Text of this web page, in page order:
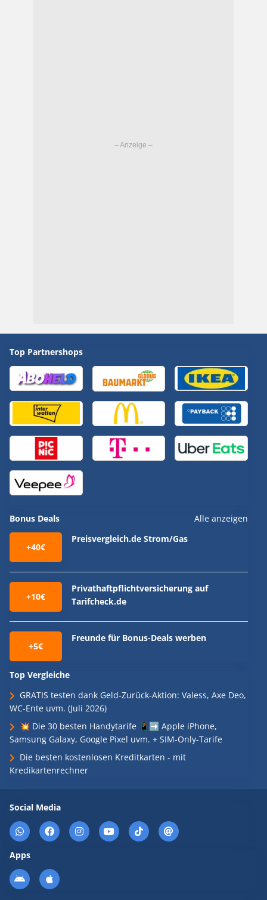
Top Partnershops
Bonus Deals Alle anzeigen
+40€
Preisvergleich.de Strom/Gas
+10€
Privathaftpflichtversicherung auf
Tarifcheck.de
+5€
Freunde für Bonus-Deals werben
Top Vergleiche
GRATIS testen dank Geld-Zurück-Aktion: Valess, Axe Deo,
WC-Ente uvm. (Juli 2026)
💥 Die 30 besten Handytarife 📱➡️ Apple iPhone,
Samsung Galaxy, Google Pixel uvm. + SIM-Only-Tarife
Die besten kostenlosen Kreditkarten - mit
Kredikartenrechner
Social Media
Apps